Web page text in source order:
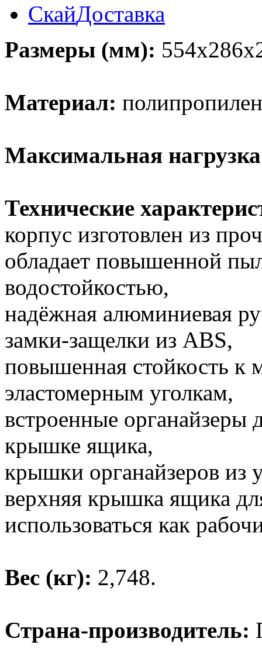
СкайДоставка
Размеры (мм):
Материал:
Максимальная
Технические
корпус изготовлен из
обладает повышенной
водостойкостью,
надёжная алюминиевая
замки-защелки из ABS,
повышенная стойкость к
эластомерным уголкам,
встроенные органайзеры
крышке ящика,
крышки органайзеров из
верхняя крышка ящика
использоваться как
Вес (кг): 2,748.
Страна-производитель: